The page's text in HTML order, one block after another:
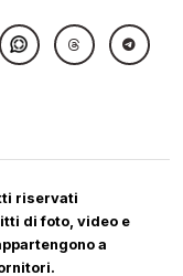
riservati
di foto, video e
a